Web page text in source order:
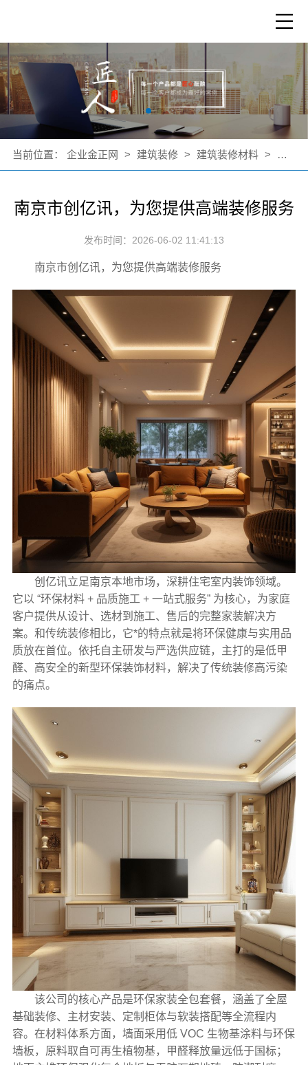
当前位置： 企业金正网 > 建筑装修 > 建筑装修材料 > 公司
南京市创亿讯，为您提供高端装修服务
发布时间：2026-06-02 11:41:13
南京市创亿讯，为您提供高端装修服务
创亿讯立足南京本地市场，深耕住宅室内装饰领域。
它以 “环保材料 + 品质施工 + 一站式服务” 为核心，为家庭
客户提供从设计、选材到施工、售后的完整家装解决方
案。和传统装修相比，它*的特点就是将环保健康与实用品
质放在首位。依托自主研发与严选供应链，主打的是低甲
醛、高安全的新型环保装饰材料，解决了传统装修高污染
的痛点。
该公司的核心产品是环保家装全包套餐，涵盖了全屋
基础装修、主材安装、定制柜体与软装搭配等全流程内
容。在材料体系方面，墙面采用低 VOC 生物基涂料与环保
墙板，原料取自可再生植物基，甲醛释放量远低于国标；